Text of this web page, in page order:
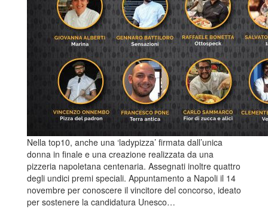
Nella top10, anche una ‘ladypizza’ firmata dall’unica
donna in finale e una creazione realizzata da una
pizzeria napoletana centenaria. Assegnati inoltre quattro
degli undici premi speciali. Appuntamento a Napoli il 14
novembre per conoscere il vincitore del concorso, ideato
per sostenere la candidatura Unesco…